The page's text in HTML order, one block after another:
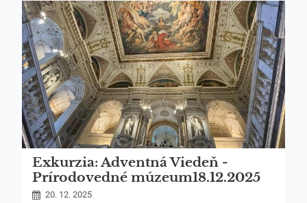
5
Exkurzia: Adventná Viedeň -
Prírodovedné múzeum18.12.2025
(Kvarta a Kvinta)
20. 12. 2025